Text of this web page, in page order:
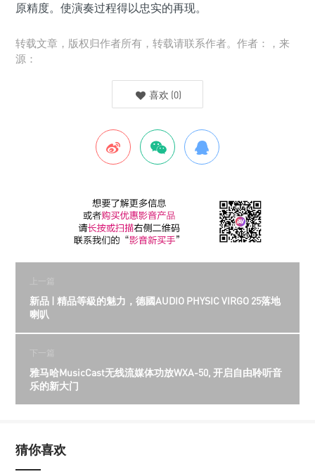
原精度。使演奏过程得以忠实的再现。
转载文章，版权归作者所有，转载请联系作者。作者：，来
源：
喜欢 (0)
上一篇
新品 | 精品等級的魅力，德國AUDIO PHYSIC VIRGO 25落地
喇叭
下一篇
雅马哈MusicCast无线流媒体功放WXA-50, 开启自由聆听音
乐的新大门
猜你喜欢